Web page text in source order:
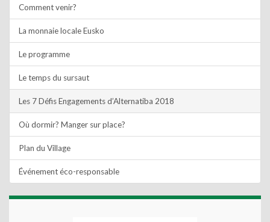
Comment venir?
La monnaie locale Eusko
Le programme
Le temps du sursaut
Les 7 Défis Engagements d’Alternatiba 2018
Où dormir? Manger sur place?
Plan du Village
Événement éco-responsable